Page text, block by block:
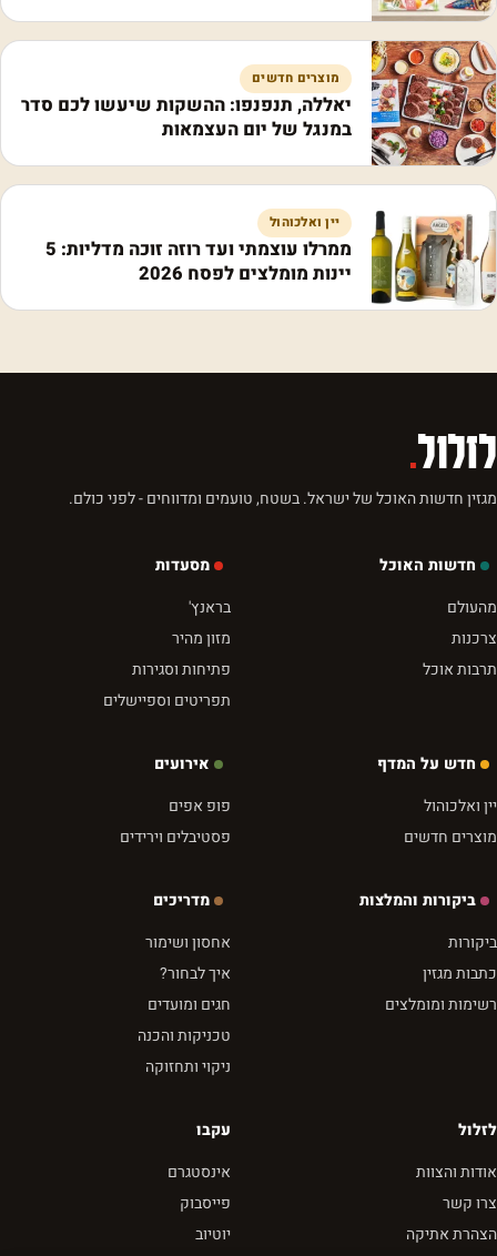
מוצרים חדשים
יאללה, תנפנפו: ההשקות שיעשו לכם סדר
במנגל של יום העצמאות
יין ואלכוהול
ממרלו עוצמתי ועד רוזה זוכה מדליות: 5
יינות מומלצים לפסח 2026
לזלול.
מגזין חדשות האוכל של ישראל. בשטח, טועמים ומדווחים - לפני כולם.
חדשות האוכל
מהעולם
צרכנות
תרבות אוכל
מסעדות
בראנץ'
מזון מהיר
פתיחות וסגירות
תפריטים וספיישלים
חדש על המדף
יין ואלכוהול
מוצרים חדשים
אירועים
פופ אפים
פסטיבלים וירידים
ביקורות והמלצות
ביקורות
כתבות מגזין
רשימות ומומלצים
מדריכים
אחסון ושימור
איך לבחור?
חגים ומועדים
טכניקות והכנה
ניקוי ותחזוקה
לזלול
אודות והצוות
צרו קשר
הצהרת אתיקה
עקבו
אינסטגרם
פייסבוק
יוטיוב